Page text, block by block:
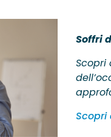
Soffri
Scopri
Scopri